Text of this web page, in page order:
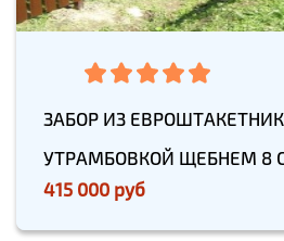
ЗАБОР ИЗ
УТРАМБОВКОЙ ЩЕБНЕМ 8
415 000 руб